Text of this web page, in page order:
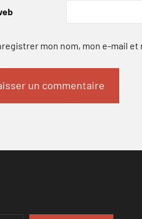
mon nom, mon e-mail